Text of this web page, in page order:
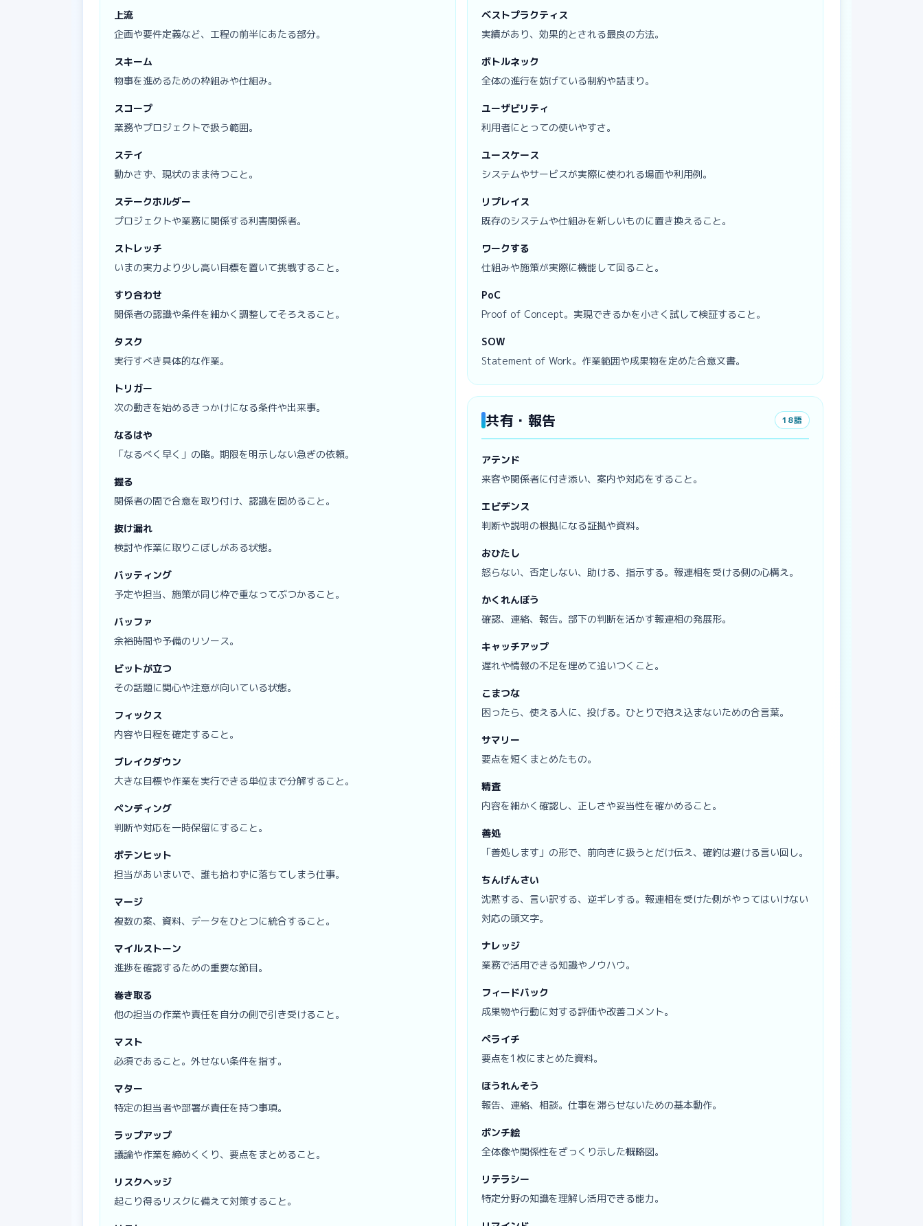
上流
企画や要件定義など、工程の前半にあたる部分。
スキーム
物事を進めるための枠組みや仕組み。
スコープ
業務やプロジェクトで扱う範囲。
ステイ
動かさず、現状のまま待つこと。
ステークホルダー
プロジェクトや業務に関係する利害関係者。
ストレッチ
いまの実力より少し高い目標を置いて挑戦すること。
すり合わせ
関係者の認識や条件を細かく調整してそろえること。
タスク
実行すべき具体的な作業。
トリガー
次の動きを始めるきっかけになる条件や出来事。
なるはや
「なるべく早く」の略。期限を明示しない急ぎの依頼。
握る
関係者の間で合意を取り付け、認識を固めること。
抜け漏れ
検討や作業に取りこぼしがある状態。
バッティング
予定や担当、施策が同じ枠で重なってぶつかること。
バッファ
余裕時間や予備のリソース。
ビットが立つ
その話題に関心や注意が向いている状態。
フィックス
内容や日程を確定すること。
ブレイクダウン
大きな目標や作業を実行できる単位まで分解すること。
ペンディング
判断や対応を一時保留にすること。
ポテンヒット
担当があいまいで、誰も拾わずに落ちてしまう仕事。
マージ
複数の案、資料、データをひとつに統合すること。
マイルストーン
進捗を確認するための重要な節目。
巻き取る
他の担当の作業や責任を自分の側で引き受けること。
マスト
必須であること。外せない条件を指す。
マター
特定の担当者や部署が責任を持つ事項。
ラップアップ
議論や作業を締めくくり、要点をまとめること。
リスクヘッジ
起こり得るリスクに備えて対策すること。
ベストプラクティス
実績があり、効果的とされる最良の方法。
ボトルネック
全体の進行を妨げている制約や詰まり。
ユーザビリティ
利用者にとっての使いやすさ。
ユースケース
システムやサービスが実際に使われる場面や利用例。
リプレイス
既存のシステムや仕組みを新しいものに置き換えること。
ワークする
仕組みや施策が実際に機能して回ること。
PoC
Proof of Concept。実現できるかを小さく試して検証すること。
SOW
Statement of Work。作業範囲や成果物を定めた合意文書。
共有・報告 18語
アテンド
来客や関係者に付き添い、案内や対応をすること。
エビデンス
判断や説明の根拠になる証拠や資料。
おひたし
怒らない、否定しない、助ける、指示する。報連相を受ける側の心構え。
かくれんぼう
確認、連絡、報告。部下の判断を活かす報連相の発展形。
キャッチアップ
遅れや情報の不足を埋めて追いつくこと。
こまつな
困ったら、使える人に、投げる。ひとりで抱え込まないための合言葉。
サマリー
要点を短くまとめたもの。
精査
内容を細かく確認し、正しさや妥当性を確かめること。
善処
「善処します」の形で、前向きに扱うとだけ伝え、確約は避ける言い回し。
ちんげんさい
沈黙する、言い訳する、逆ギレする。報連相を受けた側がやってはいけない
対応の頭文字。
ナレッジ
業務で活用できる知識やノウハウ。
フィードバック
成果物や行動に対する評価や改善コメント。
ペライチ
要点を1枚にまとめた資料。
ほうれんそう
報告、連絡、相談。仕事を滞らせないための基本動作。
ポンチ絵
全体像や関係性をざっくり示した概略図。
リテラシー
特定分野の知識を理解し活用できる能力。